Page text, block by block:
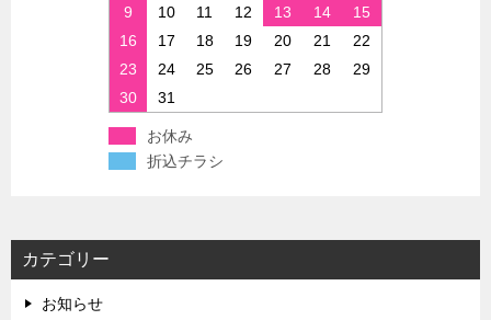
9
10 11 12 13 14
15
16
17 18 19 20 21
22
23
24 25 26 27 28
29
30
31
お休み
折込チラシ
カテゴリー
お知らせ